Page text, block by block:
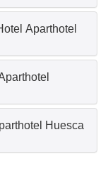
Aparthotel
Huesca